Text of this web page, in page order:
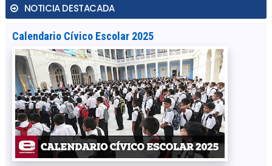
NOTICIA DESTACADA
Calendario Cívico Escolar 2025